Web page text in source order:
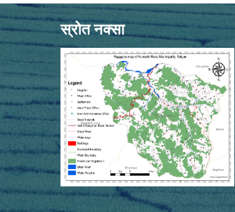
स्रोत नक्सा